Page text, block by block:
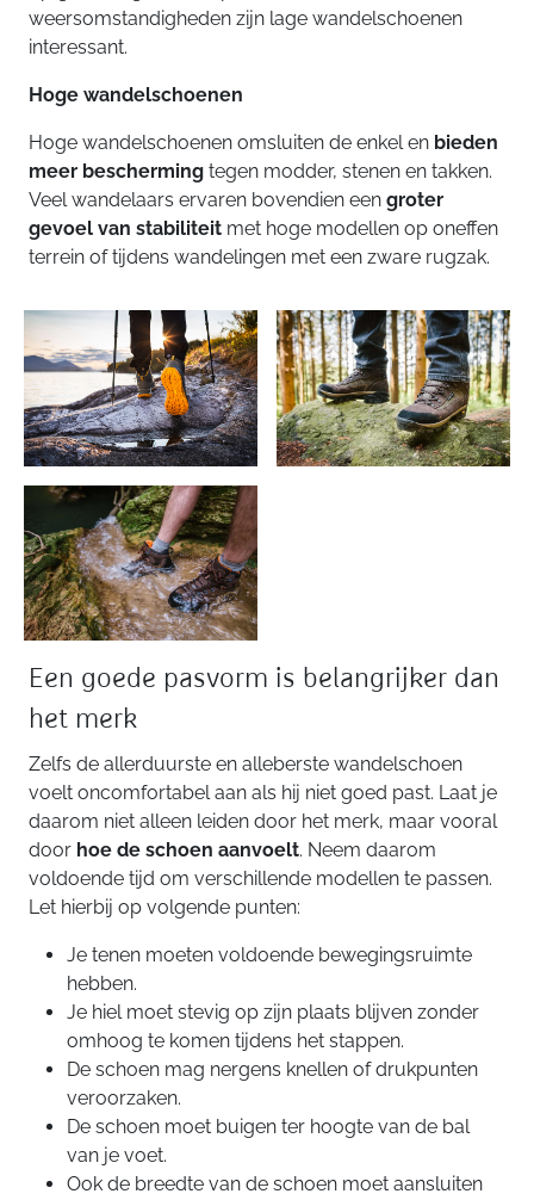
weersomstandigheden zijn lage wandelschoenen
interessant.
Hoge wandelschoenen
Hoge wandelschoenen omsluiten de enkel en bieden
meer bescherming tegen modder, stenen en takken.
Veel wandelaars ervaren bovendien een groter
gevoel van stabiliteit met hoge modellen op oneffen
terrein of tijdens wandelingen met een zware rugzak.
Een goede pasvorm is belangrijker dan
het merk
Zelfs de allerduurste en alleberste wandelschoen
voelt oncomfortabel aan als hij niet goed past. Laat je
daarom niet alleen leiden door het merk, maar vooral
door hoe de schoen aanvoelt. Neem daarom
voldoende tijd om verschillende modellen te passen.
Let hierbij op volgende punten:
Je tenen moeten voldoende bewegingsruimte
hebben.
Je hiel moet stevig op zijn plaats blijven zonder
omhoog te komen tijdens het stappen.
De schoen mag nergens knellen of drukpunten
veroorzaken.
De schoen moet buigen ter hoogte van de bal
van je voet.
Ook de breedte van de schoen moet aansluiten